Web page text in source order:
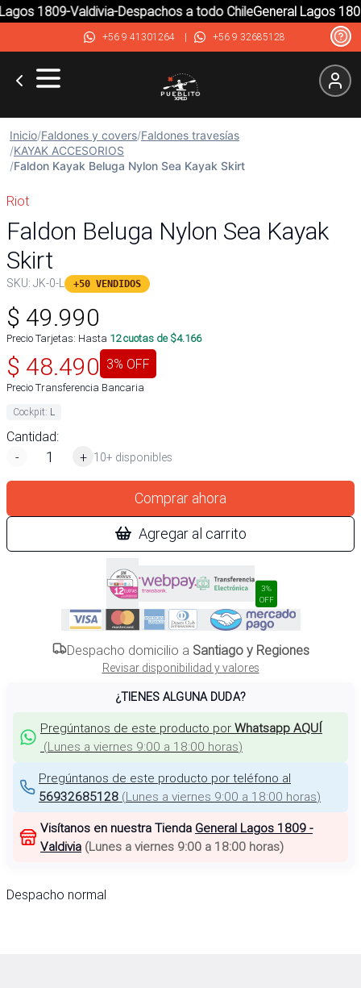
1809-Valdivia-Despachos a todo ChileGeneral Lagos
+56 9 41301264| +56 9 32685128
Inicio/Faldones y covers/Faldones travesías
/KAYAK ACCESORIOS
/Faldon Kayak Beluga Nylon Sea Kayak Skirt
Riot
Faldon Beluga Nylon Sea Kayak
Skirt
SKU: JK-0-L +50 VENDIDOS
$ 49.990
Precio Tarjetas: Hasta 12cuotas de $4.166
$ 48.490 3% OFF
Precio Transferencia Bancaria
Cockpit: L
Cantidad:
-
+ 10+ disponibles
Comprar ahora
Agregar al carrito
3%
OFF
Despacho domicilio a Santiago y Regiones
Revisar disponibilidad y valores
¿TIENES ALGUNA DUDA?
Pregúntanos de este producto por Whatsapp AQUÍ
(Lunes a viernes 9:00 a 18:00 horas)
Pregúntanos de este producto por teléfono al
56932685128 (Lunes a viernes 9:00 a 18:00 horas)
Visítanos en nuestra Tienda General Lagos 1809 -
Valdivia (Lunes a viernes 9:00 a 18:00 horas)
Despacho normal